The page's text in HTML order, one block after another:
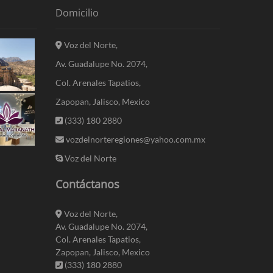
Domicilio
Voz del Norte,
Av. Guadalupe No. 2074,
Col. Arenales Tapatios,
Zapopan, Jalisco, Mexico
(333) 180 2880
vozdelnorteregiones@yahoo.com.mx
Voz del Norte
Contáctanos
Voz del Norte,
Av. Guadalupe No. 2074,
Col. Arenales Tapatios,
Zapopan, Jalisco, Mexico
(333) 180 2880